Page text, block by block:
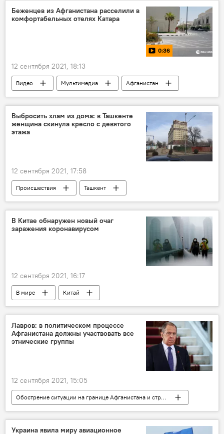
Беженцев из Афганистана расселили в
комфортабельных отелях Катара
0:36
12 сентября 2021, 18:13
Видео Мультимедиа
Афганистан
Катар
беженцы
Выбросить хлам из дома: в Ташкенте
женщина скинула кресло с девятого
этажа
12 сентября 2021, 17:58
Происшествия
Ташкент
ГУВД Ташкента
В Китае обнаружен новый очаг
заражения коронавирусом
12 сентября 2021, 16:17
В мире
Китай
Коронавирус COVID-19
Лавров: в политическом процессе
Афганистана должны участвовать все
этнические группы
12 сентября 2021, 15:05
Обострение ситуации на границе Афганистана и стран ЦА
Узбекистан
Сергей Лавров
Украина явила миру авиационное